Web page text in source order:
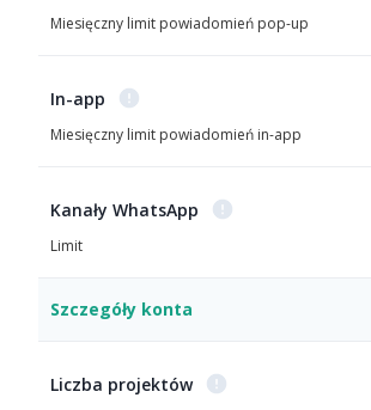
Miesięczny limit powiadomień pop-up
In-app
Miesięczny limit powiadomień in-app
Kanały WhatsApp
Limit
Szczegóły konta
Liczba projektów